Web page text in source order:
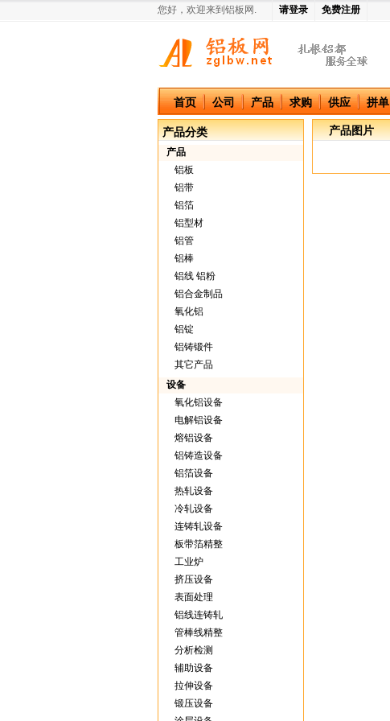
您好，欢迎来到铝板网. 请登录 免费注册
中国铝板网
首页 公司 产品 求购 供应 拼单
产品分类
产品
铝板
铝带
铝箔
铝型材
铝管
铝棒
铝线 铝粉
铝合金制品
氧化铝
铝锭
铝铸锻件
其它产品
设备
氧化铝设备
电解铝设备
熔铝设备
铝铸造设备
铝箔设备
热轧设备
冷轧设备
连铸轧设备
板带箔精整
工业炉
挤压设备
表面处理
铝线连铸轧
管棒线精整
分析检测
辅助设备
拉伸设备
锻压设备
产品图片